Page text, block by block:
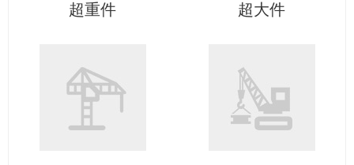
超重件 超大件